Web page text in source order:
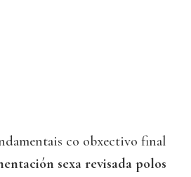
co obxectivo final
sexa revisada polos